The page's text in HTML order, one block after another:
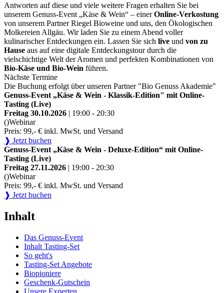
Antworten auf diese und viele weitere Fragen erhalten Sie bei
unserem Genuss-Event „Käse & Wein“ – einerOnline-Verkostung
von unserem Partner Riegel Bioweine und uns, den Ökologischen
Molkereien Allgäu. Wir laden Sie zu einem Abend voller
kulinarischer Entdeckungen ein. Lassen Sie sich live und von zu
Hause aus auf eine digitale Entdeckungstour durch die
vielschichtige Welt der Aromen und perfekten Kombinationen von
Bio-Käse und Bio-Wein führen.
Nächste Termine
Die Buchung erfolgt über unseren Partner "Bio Genuss Akademie"
Genuss-Event „Käse & Wein - Klassik-Edition" mit Online-
Tasting (Live)
Freitag 30.10.2026 | 19:00 - 20:30
()Webinar
Preis: 99,- € inkl. MwSt. und Versand
❱ Jetzt buchen
Genuss-Event „Käse & Wein - Deluxe-Edition“ mit Online-
Tasting (Live)
Freitag 27.11.2026 | 19:00 - 20:30
()Webinar
Preis: 99,- € inkl. MwSt. und Versand
❱ Jetzt buchen
Inhalt
Das Genuss-Event
Inhalt Tasting-Set
So geht's
Tasting-Set Angebote
Biopioniere
Geschenk-Gutschein
Unsere Experten